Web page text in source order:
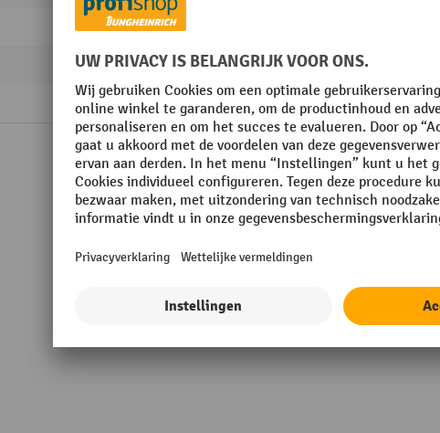
Chromen handvat
428 mm
Knoestig eiken
Merk
Rubriek
Toon alle technische details